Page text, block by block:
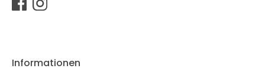
Informationen